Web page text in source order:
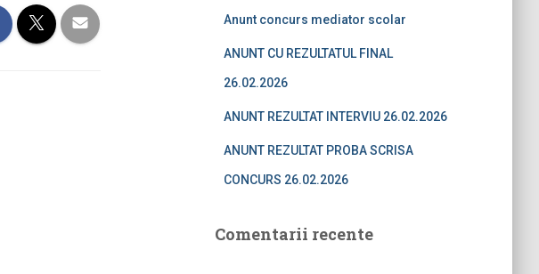
Anunt concurs mediator scolar
ANUNT CU REZULTATUL FINAL
26.02.2026
ANUNT REZULTAT INTERVIU 26.02.2026
ANUNT REZULTAT PROBA SCRISA
CONCURS 26.02.2026
Comentarii recente